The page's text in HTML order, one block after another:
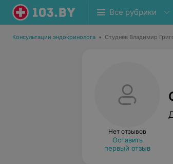
Все рубрики
Консультации эндокринолога • Студнев Владимир
Нет отзывов
Оставить
первый отзыв